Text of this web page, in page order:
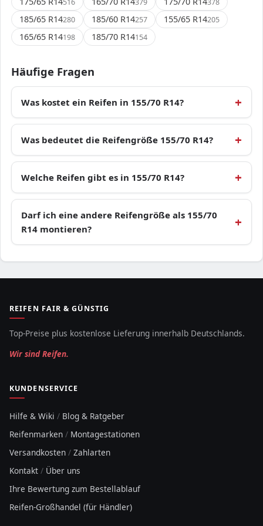
516 379 378
185/65 R14280 185/60 R14257 155/65 R14205
165/65 R14198 185/70 R14154
Häufige Fragen
Was kostet ein Reifen in 155/70 R14?
Was bedeutet die Reifengröße 155/70 R14?
Welche Reifen gibt es in 155/70 R14?
Darf ich eine andere Reifengröße als 155/70
R14 montieren?
REIFEN FAIR & GÜNSTIG
Top-Preise plus kostenlose Lieferung innerhalb Deutschlands.
Wir sind Reifen.
KUNDENSERVICE
Hilfe & Wiki / Blog & Ratgeber
Reifenmarken / Montagestationen
Versandkosten / Zahlarten
Kontakt / Über uns
Ihre Bewertung zum Bestellablauf
Reifen-Großhandel (für Händler)